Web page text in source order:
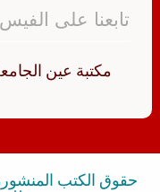
تابعنا على
‏مكتبة عين
حقوق الكتب